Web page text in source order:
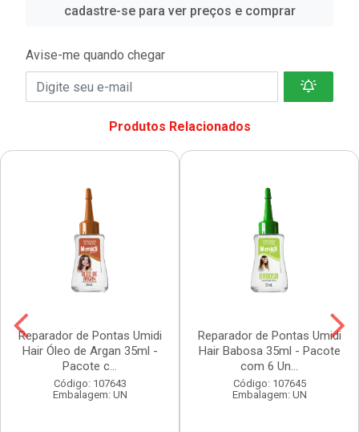
cadastre-se para ver preços e comprar
Avise-me quando chegar
Produtos Relacionados
Reparador de Pontas Umidi
Hair Óleo de Argan 35ml -
Pacote c...
Código: 107643
Embalagem: UN
Reparador de Pontas Umidi
Hair Babosa 35ml - Pacote
com 6 Un...
Código: 107645
Embalagem: UN